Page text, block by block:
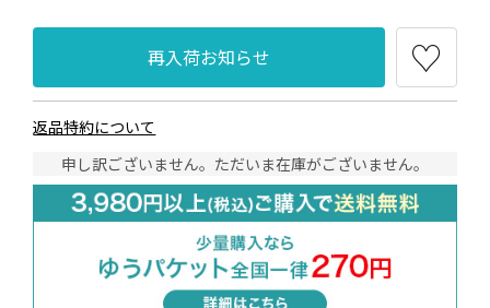
再入荷お知らせ
返品特約について
申し訳ございません。ただいま在庫がございません。